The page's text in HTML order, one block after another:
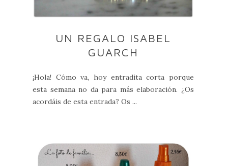
UN REGALO ISABEL
GUARCH
¡Hola! Cómo va, hoy entradita corta porque
esta semana no da para más elaboración. ¿Os
acordáis de esta entrada? Os ...